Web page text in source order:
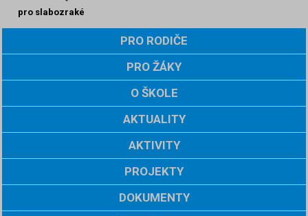
pro slabozraké
PRO RODIČE
PRO ŽÁKY
O ŠKOLE
AKTUALITY
AKTIVITY
PROJEKTY
DOKUMENTY